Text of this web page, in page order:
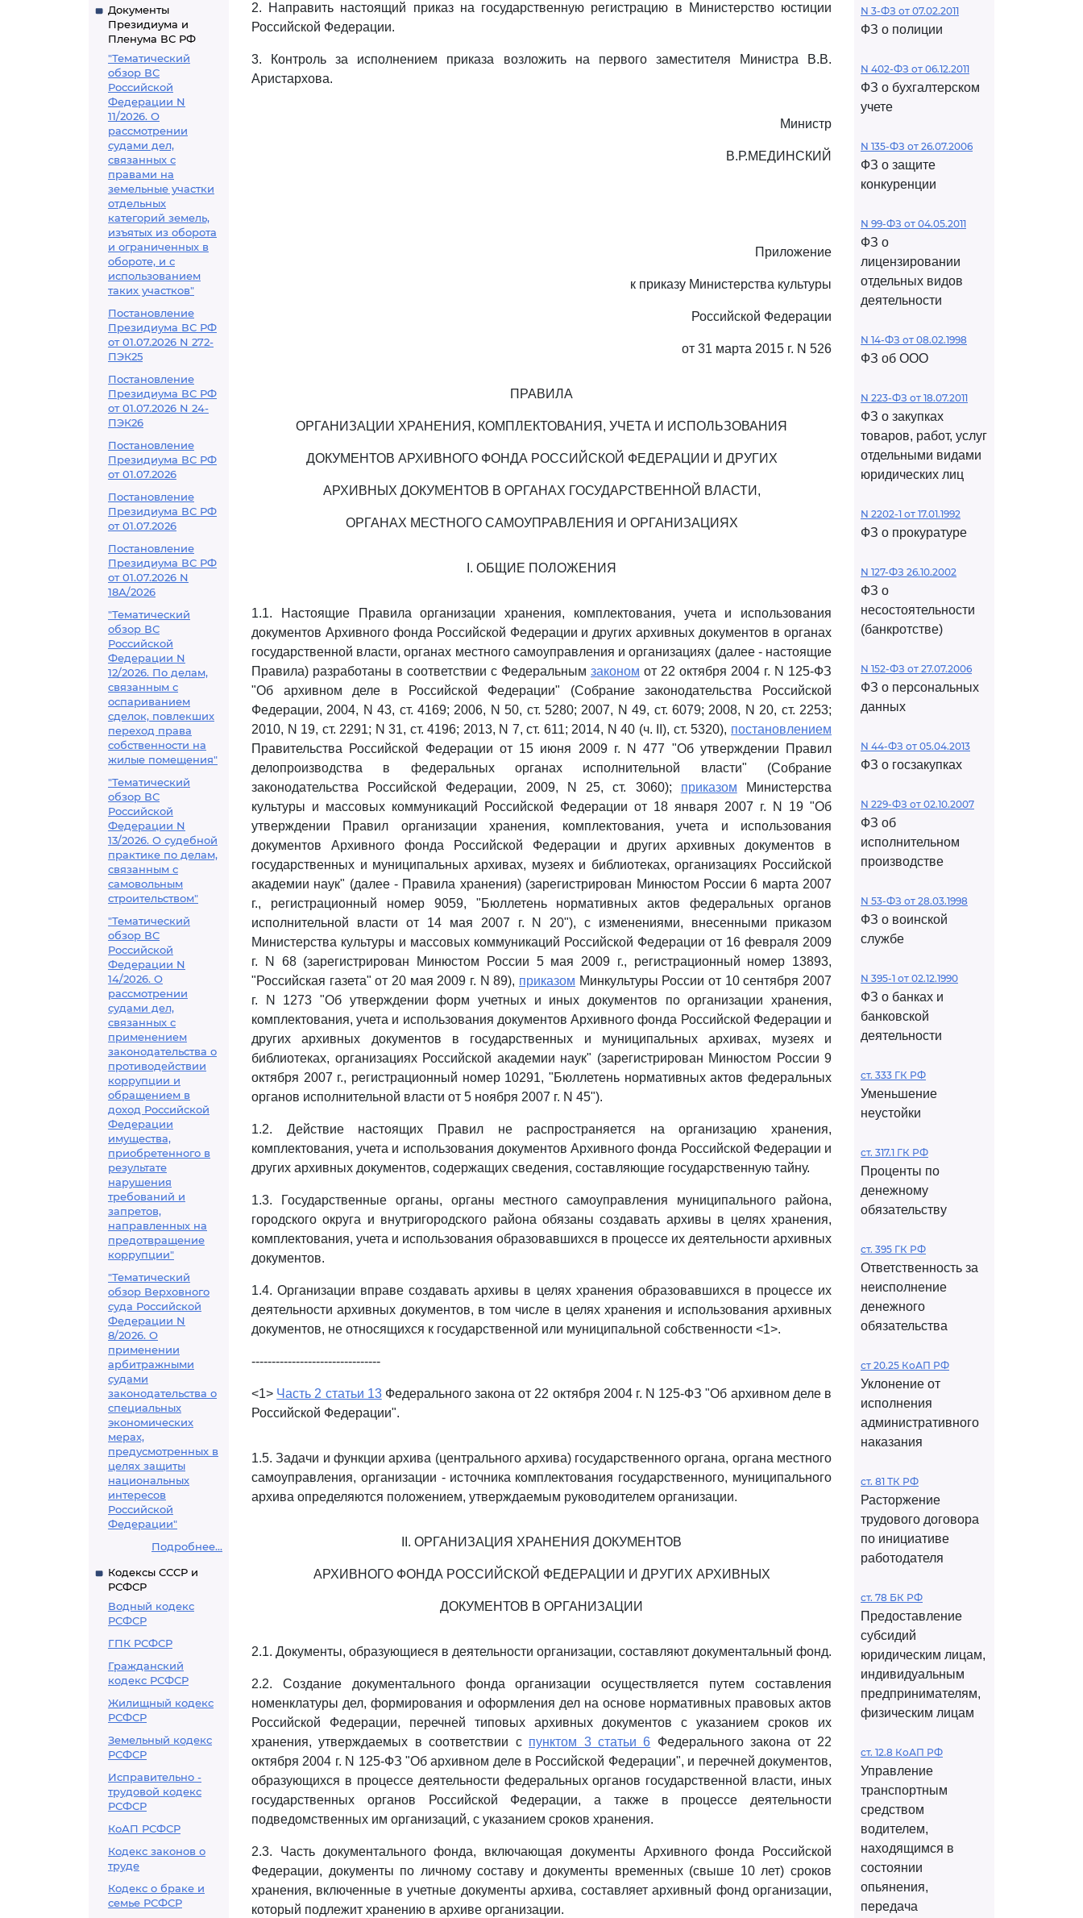
Документы
Президиума и
Пленума ВС РФ
"Тематический
обзор ВС
Российской
Федерации N
11/2026. О
рассмотрении
судами дел,
связанных с
правами на
земельные участки
отдельных
категорий земель,
изъятых из оборота
и ограниченных в
обороте, и с
использованием
таких участков"
Постановление
Президиума ВС РФ
от 01.07.2026 N 272-
ПЭК25
Постановление
Президиума ВС РФ
от 01.07.2026 N 24-
ПЭК26
Постановление
Президиума ВС РФ
от 01.07.2026
Постановление
Президиума ВС РФ
от 01.07.2026
Постановление
Президиума ВС РФ
от 01.07.2026 N
18А/2026
"Тематический
обзор ВС
Российской
Федерации N
12/2026. По делам,
связанным с
оспариванием
сделок, повлекших
переход права
собственности на
жилые помещения"
"Тематический
обзор ВС
Российской
Федерации N
13/2026. О судебной
практике по делам,
связанным с
самовольным
строительством"
"Тематический
обзор ВС
Российской
Федерации N
14/2026. О
рассмотрении
судами дел,
связанных с
применением
законодательства о
противодействии
коррупции и
обращением в
доход Российской
Федерации
имущества,
приобретенного в
результате
нарушения
требований и
запретов,
направленных на
предотвращение
коррупции"
"Тематический
обзор Верховного
суда Российской
Федерации N
8/2026. О
применении
арбитражными
судами
законодательства о
специальных
экономических
мерах,
предусмотренных в
целях защиты
национальных
интересов
Российской
Федерации"
Подробнее...
Кодексы СССР и
РСФСР
Водный кодекс
РСФСР
ГПК РСФСР
Гражданский
кодекс РСФСР
Жилищный кодекс
РСФСР
Земельный кодекс
РСФСР
Исправительно -
трудовой кодекс
РСФСР
КоАП РСФСР
Кодекс законов о
труде
Кодекс о браке и
семье РСФСР
2. Направить настоящий приказ на государственную регистрацию в Министерство юстиции
Российской Федерации.
3. Контроль за исполнением приказа возложить на первого заместителя Министра В.В.
Аристархова.
Министр
В.Р.МЕДИНСКИЙ
Приложение
к приказу Министерства культуры
Российской Федерации
от 31 марта 2015 г. N 526
ПРАВИЛА
ОРГАНИЗАЦИИ ХРАНЕНИЯ, КОМПЛЕКТОВАНИЯ, УЧЕТА И ИСПОЛЬЗОВАНИЯ
ДОКУМЕНТОВ АРХИВНОГО ФОНДА РОССИЙСКОЙ ФЕДЕРАЦИИ И ДРУГИХ
АРХИВНЫХ ДОКУМЕНТОВ В ОРГАНАХ ГОСУДАРСТВЕННОЙ ВЛАСТИ,
ОРГАНАХ МЕСТНОГО САМОУПРАВЛЕНИЯ И ОРГАНИЗАЦИЯХ
I. ОБЩИЕ ПОЛОЖЕНИЯ
1.1. Настоящие Правила организации хранения, комплектования, учета и использования
документов Архивного фонда Российской Федерации и других архивных документов в органах
государственной власти, органах местного самоуправления и организациях (далее - настоящие
Правила) разработаны в соответствии с Федеральным законом от 22 октября 2004 г. N 125-ФЗ
"Об архивном деле в Российской Федерации" (Собрание законодательства Российской
Федерации, 2004, N 43, ст. 4169; 2006, N 50, ст. 5280; 2007, N 49, ст. 6079; 2008, N 20, ст. 2253;
2010, N 19, ст. 2291; N 31, ст. 4196; 2013, N 7, ст. 611; 2014, N 40 (ч. II), ст. 5320), постановлением
Правительства Российской Федерации от 15 июня 2009 г. N 477 "Об утверждении Правил
делопроизводства в федеральных органах исполнительной власти" (Собрание
законодательства Российской Федерации, 2009, N 25, ст. 3060); приказом Министерства
культуры и массовых коммуникаций Российской Федерации от 18 января 2007 г. N 19 "Об
утверждении Правил организации хранения, комплектования, учета и использования
документов Архивного фонда Российской Федерации и других архивных документов в
государственных и муниципальных архивах, музеях и библиотеках, организациях Российской
академии наук" (далее - Правила хранения) (зарегистрирован Минюстом России 6 марта 2007
г., регистрационный номер 9059, "Бюллетень нормативных актов федеральных органов
исполнительной власти от 14 мая 2007 г. N 20"), с изменениями, внесенными приказом
Министерства культуры и массовых коммуникаций Российской Федерации от 16 февраля 2009
г. N 68 (зарегистрирован Минюстом России 5 мая 2009 г., регистрационный номер 13893,
"Российская газета" от 20 мая 2009 г. N 89), приказом Минкультуры России от 10 сентября 2007
г. N 1273 "Об утверждении форм учетных и иных документов по организации хранения,
комплектования, учета и использования документов Архивного фонда Российской Федерации и
других архивных документов в государственных и муниципальных архивах, музеях и
библиотеках, организациях Российской академии наук" (зарегистрирован Минюстом России 9
октября 2007 г., регистрационный номер 10291, "Бюллетень нормативных актов федеральных
органов исполнительной власти от 5 ноября 2007 г. N 45").
1.2. Действие настоящих Правил не распространяется на организацию хранения,
комплектования, учета и использования документов Архивного фонда Российской Федерации и
других архивных документов, содержащих сведения, составляющие государственную тайну.
1.3. Государственные органы, органы местного самоуправления муниципального района,
городского округа и внутригородского района обязаны создавать архивы в целях хранения,
комплектования, учета и использования образовавшихся в процессе их деятельности архивных
документов.
1.4. Организации вправе создавать архивы в целях хранения образовавшихся в процессе их
деятельности архивных документов, в том числе в целях хранения и использования архивных
документов, не относящихся к государственной или муниципальной собственности <1>.
--------------------------------
<1> Часть 2 статьи 13Федерального закона от 22 октября 2004 г. N 125-ФЗ "Об архивном деле в
Российской Федерации".
1.5. Задачи и функции архива (центрального архива) государственного органа, органа местного
самоуправления, организации - источника комплектования государственного, муниципального
архива определяются положением, утверждаемым руководителем организации.
II. ОРГАНИЗАЦИЯ ХРАНЕНИЯ ДОКУМЕНТОВ
АРХИВНОГО ФОНДА РОССИЙСКОЙ ФЕДЕРАЦИИ И ДРУГИХ АРХИВНЫХ
ДОКУМЕНТОВ В ОРГАНИЗАЦИИ
2.1. Документы, образующиеся в деятельности организации, составляют документальный фонд.
2.2. Создание документального фонда организации осуществляется путем составления
номенклатуры дел, формирования и оформления дел на основе нормативных правовых актов
Российской Федерации, перечней типовых архивных документов с указанием сроков их
хранения, утверждаемых в соответствии с пунктом 3 статьи 6 Федерального закона от 22
октября 2004 г. N 125-ФЗ "Об архивном деле в Российской Федерации", и перечней документов,
образующихся в процессе деятельности федеральных органов государственной власти, иных
государственных органов Российской Федерации, а также в процессе деятельности
подведомственных им организаций, с указанием сроков хранения.
2.3. Часть документального фонда, включающая документы Архивного фонда Российской
Федерации, документы по личному составу и документы временных (свыше 10 лет) сроков
хранения, включенные в учетные документы архива, составляет архивный фонд организации,
который подлежит хранению в архиве организации.
N 3-ФЗ от 07.02.2011
ФЗ о полиции
N 402-ФЗ от 06.12.2011
ФЗ о бухгалтерском
учете
N 135-ФЗ от 26.07.2006
ФЗ о защите
конкуренции
N 99-ФЗ от 04.05.2011
ФЗ о
лицензировании
отдельных видов
деятельности
N 14-ФЗ от 08.02.1998
ФЗ об ООО
N 223-ФЗ от 18.07.2011
ФЗ о закупках
товаров, работ, услуг
отдельными видами
юридических лиц
N 2202-1 от 17.01.1992
ФЗ о прокуратуре
N 127-ФЗ 26.10.2002
ФЗ о
несостоятельности
(банкротстве)
N 152-ФЗ от 27.07.2006
ФЗ о персональных
данных
N 44-ФЗ от 05.04.2013
ФЗ о госзакупках
N 229-ФЗ от 02.10.2007
ФЗ об
исполнительном
производстве
N 53-ФЗ от 28.03.1998
ФЗ о воинской
службе
N 395-1 от 02.12.1990
ФЗ о банках и
банковской
деятельности
ст. 333 ГК РФ
Уменьшение
неустойки
ст. 317.1 ГК РФ
Проценты по
денежному
обязательству
ст. 395 ГК РФ
Ответственность за
неисполнение
денежного
обязательства
ст 20.25 КоАП РФ
Уклонение от
исполнения
административного
наказания
ст. 81 ТК РФ
Расторжение
трудового договора
по инициативе
работодателя
ст. 78 БК РФ
Предоставление
субсидий
юридическим лицам,
индивидуальным
предпринимателям,
физическим лицам
ст. 12.8 КоАП РФ
Управление
транспортным
средством
водителем,
находящимся в
состоянии
опьянения,
передача